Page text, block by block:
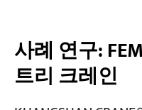
사례 연구:
트리 크레인